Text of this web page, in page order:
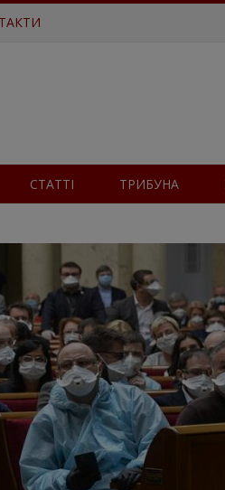
СТАТТІ ТРИБУНА